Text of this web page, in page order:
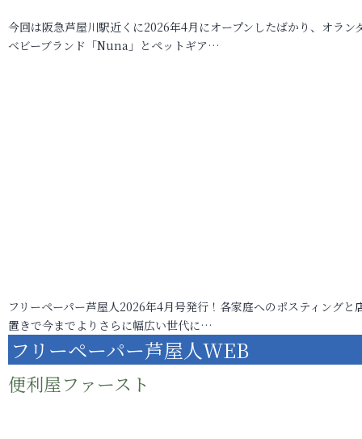
今回は阪急芦屋川駅近くに2026年4月にオープンしたばかり、オラン
ベビーブランド「Nuna」とペットギア…
フリーペーパー芦屋人2026年4月号発行！各家庭へのポスティングと
置きで今までよりさらに幅広い世代に…
フリーペーパー芦屋人WEB
便利屋ファースト